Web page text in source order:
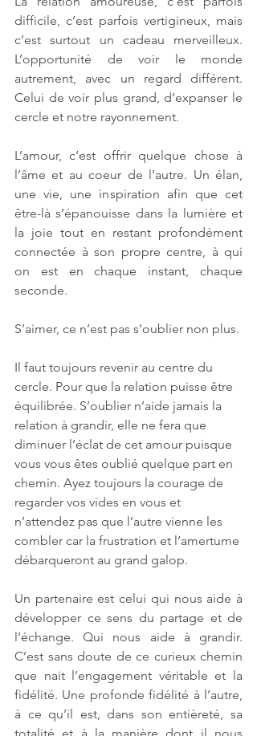
difficile, c’est parfois vertigineux, mais
c’est surtout un cadeau merveilleux.
L’opportunité de voir le monde
autrement, avec un regard différent.
Celui de voir plus grand, d’expanser le
cercle et notre rayonnement.
L’amour, c’est offrir quelque chose à
l’âme et au coeur de l’autre. Un élan,
une vie, une inspiration afin que cet
être-là s’épanouisse dans la lumière et
la joie tout en restant profondément
connectée à son propre centre, à qui
on est en chaque instant, chaque
seconde.
S’aimer, ce n’est pas s’oublier non plus.
Il faut toujours revenir au centre du
cercle. Pour que la relation puisse être
équilibrée. S’oublier n’aide jamais la
relation à grandir, elle ne fera que
diminuer l’éclat de cet amour puisque
vous vous êtes oublié quelque part en
chemin. Ayez toujours la courage de
regarder vos vides en vous et
n’attendez pas que l’autre vienne les
combler car la frustration et l’amertume
débarqueront au grand galop.
Un partenaire est celui qui nous aide à
développer ce sens du partage et de
l’échange. Qui nous aide à grandir.
C’est sans doute de ce curieux chemin
que nait l’engagement véritable et la
fidélité. Une profonde fidélité à l’autre,
à ce qu’il est, dans son entièreté, sa